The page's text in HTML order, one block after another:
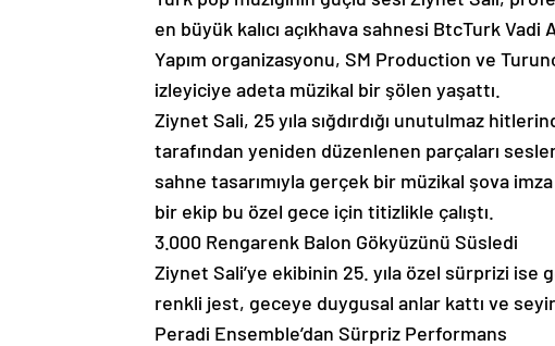
en büyük kalıcı açıkhava sahnesi BtcTurk
Yapım organizasyonu, SM Production ve
izleyiciye adeta müzikal bir şölen yaşattı.
Ziynet Sali, 25 yıla sığdırdığı unutulmaz
tarafından yeniden düzenlenen parçaları
sahne tasarımıyla gerçek bir müzikal şova
bir ekip bu özel gece için titizlikle çalıştı.
3.000 Rengarenk Balon Gökyüzünü Süsledi
Ziynet Sali’ye ekibinin 25. yıla özel sürprizi
renkli jest, geceye duygusal anlar kattı ve
Peradi Ensemble’dan Sürpriz Performans